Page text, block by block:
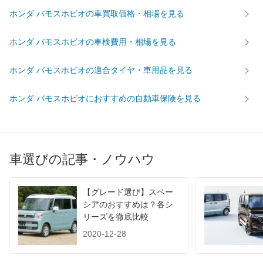
前輪サイズ 145R12-6PR LT 145R12-6PR LT
燃費
WLTC/郊外 - -
60km定地 -
装備オプション
ホンダ バモスホビオの車買取価格・相場を見る
ホンダ バモスホビオの車検費用・相場を見る
ホンダ バモスホビオの適合タイヤ・車用品を見る
ホンダ バモスホビオにおすすめの自動車保険を見る
車選びの記事・ノウハウ
【グレード選び】スペー
シアのおすすめは？各シ
リーズを徹底比較
2020-12-28